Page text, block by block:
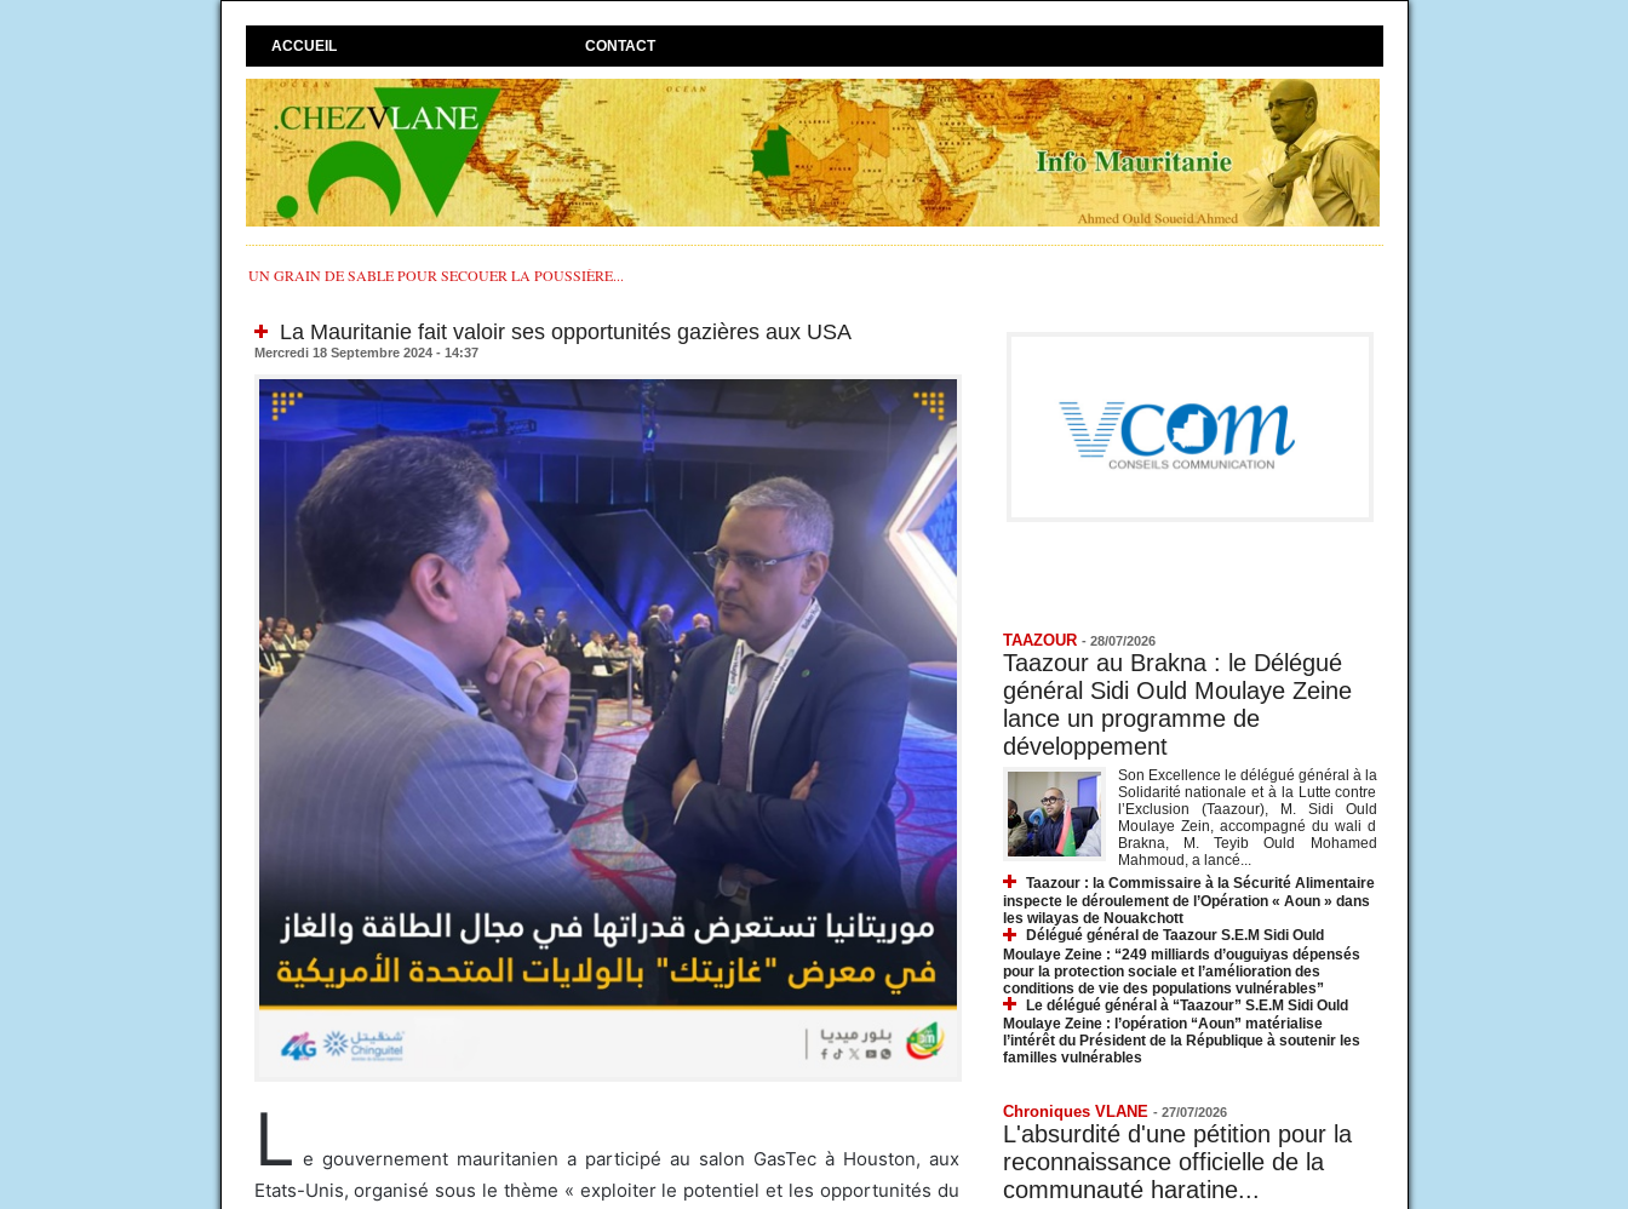
ACCUEIL CONTACT
UN GRAIN DE SABLE POUR SECOUER LA POUSSIÈRE...
La Mauritanie fait valoir ses opportunités gazières aux USA
Mercredi 18 Septembre 2024 - 14:37
L e gouvernement mauritanien a participé au salon GasTec à Houston, aux
Etats-Unis, organisé sous le thème « exploiter le potentiel et les opportunités du
TAAZOUR - 28/07/2026
Taazour au Brakna : le Délégué
général Sidi Ould Moulaye Zeine
lance un programme de
développement
Son Excellence le délégué général à la
Solidarité nationale et à la Lutte contre
l’Exclusion (Taazour), M. Sidi Ould
Moulaye Zein, accompagné du wali d
Brakna, M. Teyib Ould Mohamed
Mahmoud, a lancé...
Taazour : la Commissaire à la Sécurité Alimentaire
inspecte le déroulement de l’Opération « Aoun » dans
les wilayas de Nouakchott
Délégué général de Taazour S.E.M Sidi Ould
Moulaye Zeine : “249 milliards d’ouguiyas dépensés
pour la protection sociale et l’amélioration des
conditions de vie des populations vulnérables”
Le délégué général à “Taazour” S.E.M Sidi Ould
Moulaye Zeine : l’opération “Aoun” matérialise
l’intérêt du Président de la République à soutenir les
familles vulnérables
Chroniques VLANE - 27/07/2026
L'absurdité d'une pétition pour la
reconnaissance officielle de la
communauté haratine...